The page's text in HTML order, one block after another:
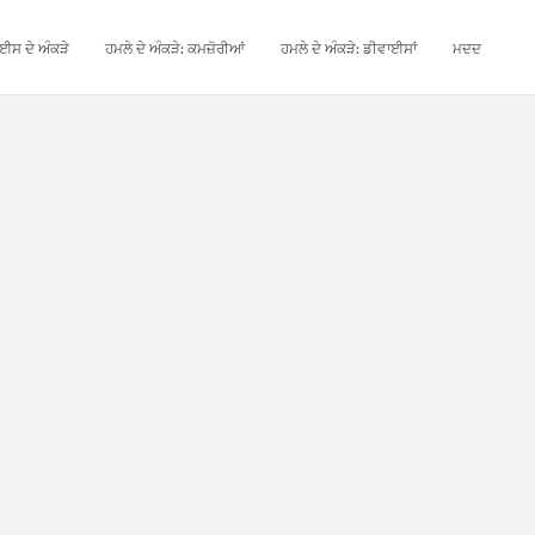
ਦੇ ਅੰਕੜੇ ਹਮਲੇ ਦੇ ਅੰਕੜੇ: ਕਮਜ਼ੋਰੀਆਂ ਹਮਲੇ ਦੇ ਅੰਕੜੇ: ਡੀਵਾਈਸਾਂ ਮਦਦ